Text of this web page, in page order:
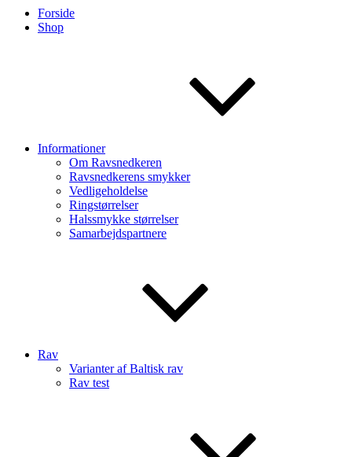
Forside
Shop
Informationer
Om Ravsnedkeren
Ravsnedkerens smykker
Vedligeholdelse
Ringstørrelser
Halssmykke størrelser
Samarbejdspartnere
Rav
Varianter af Baltisk rav
Rav test